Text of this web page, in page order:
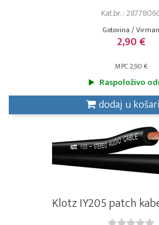
Kat.br. :
Gotovina / Virman
2,90 €
MPC 2,90 €
Raspoloživo
dodaj u
Klotz IY205 patch